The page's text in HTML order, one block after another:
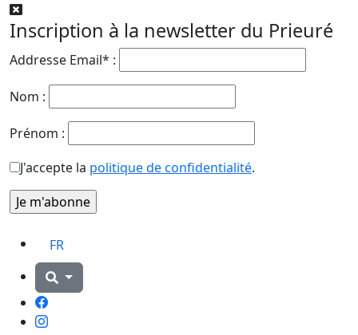
Inscription à la newsletter du Prieuré
Addresse Email* :
Nom :
Prénom :
J'accepte la politique de confidentialité.
FR
Facebook
Instagram